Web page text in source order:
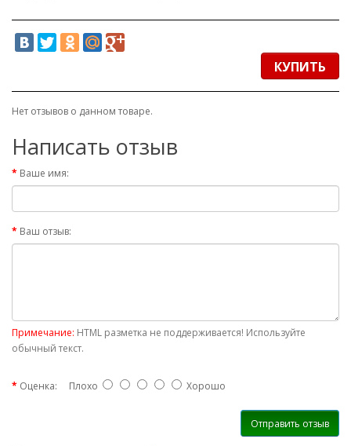
КУПИТЬ
Нет отзывов о данном товаре.
Написать отзыв
Ваше имя:
Ваш отзыв:
Примечание: HTML разметка не поддерживается! Используйте
обычный текст.
Оценка: Плохо Хорошо
Отправить отзыв